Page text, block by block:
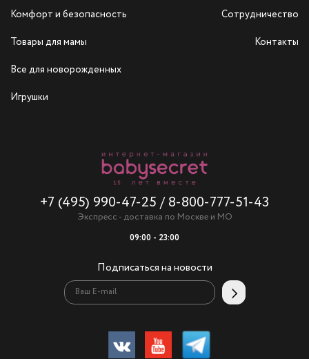
Комфорт и безопасность
Товары для мамы
Все для новорожденных
Игрушки
+7 (495) 990-47-25 / 8-800-777-51-43
Экспресс - доставка по Москве и МО
09:00 - 23:00
Подписаться на новости
Сотрудничество
Контакты